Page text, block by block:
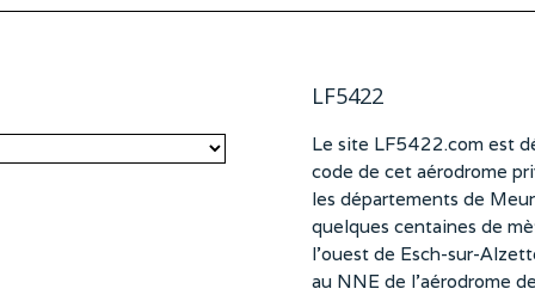
LF5422
Le site LF5422.com est
code de cet aérodrome
les départements de
quelques centaines de
l’ouest de Esch-sur-
au NNE de l’aérodrome